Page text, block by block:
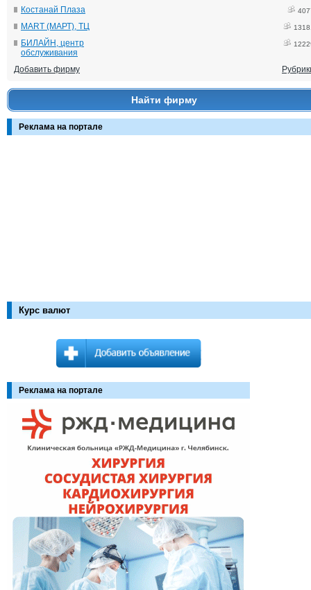
Костанай Плаза
MART (МАРТ), ТЦ
БИЛАЙН, центр
обслуживания
Добавить фирму
Найти фирму
Реклама на портале
Курс валют
Реклама на портале